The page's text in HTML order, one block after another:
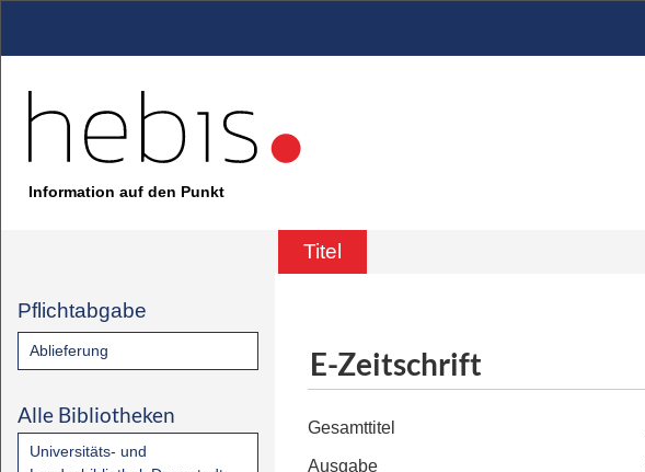
Information auf den Punkt
Titel
Pflichtabgabe
Ablieferung
Alle Bibliotheken
Universitäts- und
E-Zeitschrift
Gesamttitel
Ausgabe